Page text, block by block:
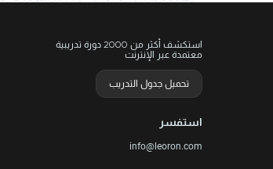
استكشف أكثر من 2000 دورة تدريبية
معتمدة عبر الإنترنت
تحميل جدول التدريب
استفسر
info@leoron.com